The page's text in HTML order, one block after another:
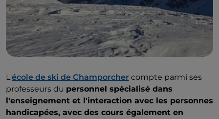
L'école de ski de Champorcher compte parmi ses
professeurs du personnel spécialisé dans
l'enseignement et l'interaction avec les personnes
handicapées, avec des cours également en